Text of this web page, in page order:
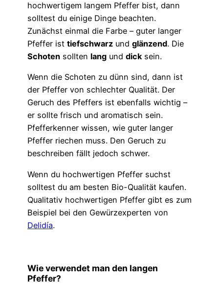
hochwertigem langem Pfeffer bist, dann
solltest du einige Dinge beachten.
Zunächst einmal die Farbe – guter langer
Pfeffer ist tiefschwarz und glänzend. Die
Schoten sollten lang und dicksein.
Wenn die Schoten zu dünn sind, dann ist
der Pfeffer von schlechter Qualität. Der
Geruch des Pfeffers ist ebenfalls wichtig –
er sollte frisch und aromatisch sein.
Pfefferkenner wissen, wie guter langer
Pfeffer riechen muss. Den Geruch zu
beschreiben fällt jedoch schwer.
Wenn du hochwertigen Pfeffer suchst
solltest du am besten Bio-Qualität kaufen.
Qualitativ hochwertigen Pfeffer gibt es zum
Beispiel bei den Gewürzexperten von
Delidía.
Wie verwendet man den langen
Pfeffer?